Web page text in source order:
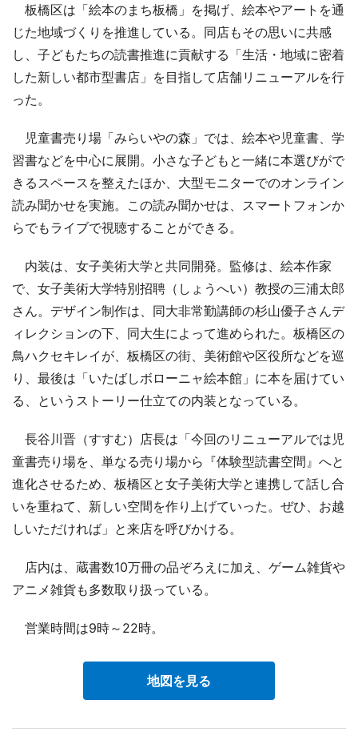
板橋区は「絵本のまち板橋」を掲げ、絵本やアートを通
じた地域づくりを推進している。同店もその思いに共感
し、子どもたちの読書推進に貢献する「生活・地域に密着
した新しい都市型書店」を目指して店舗リニューアルを行
った。
児童書売り場「みらいやの森」では、絵本や児童書、学
習書などを中心に展開。小さな子どもと一緒に本選びがで
きるスペースを整えたほか、大型モニターでのオンライン
読み聞かせを実施。この読み聞かせは、スマートフォンか
らでもライブで視聴することができる。
内装は、女子美術大学と共同開発。監修は、絵本作家
で、女子美術大学特別招聘（しょうへい）教授の三浦太郎
さん。デザイン制作は、同大非常勤講師の杉山優子さんデ
ィレクションの下、同大生によって進められた。板橋区の
鳥ハクセキレイが、板橋区の街、美術館や区役所などを巡
り、最後は「いたばしボローニャ絵本館」に本を届けてい
る、というストーリー仕立ての内装となっている。
長谷川晋（すすむ）店長は「今回のリニューアルでは児
童書売り場を、単なる売り場から『体験型読書空間』へと
進化させるため、板橋区と女子美術大学と連携して話し合
いを重ねて、新しい空間を作り上げていった。ぜひ、お越
しいただければ」と来店を呼びかける。
店内は、蔵書数10万冊の品ぞろえに加え、ゲーム雑貨や
アニメ雑貨も多数取り扱っている。
営業時間は9時～22時。
地図を見る